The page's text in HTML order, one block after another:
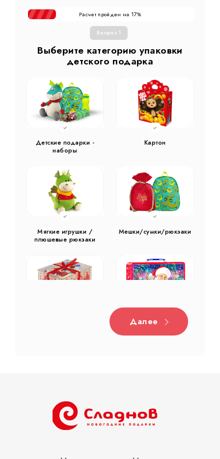
Расчет пройден на 17%
Вопрос 1
Выберите категорию упаковки
детского подарка
Детские подарки -
наборы
Картон
Мягкие игрушки /
плюшевые рюкзаки
Мешки/сумки/рюкзаки
Жестяная
Тубы
Далее